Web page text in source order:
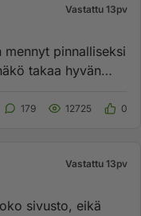
Vastattu 13pv
pinnalliseksi
takaa hyvän
179 12725 0
Vastattu 13pv
sivusto, eikä